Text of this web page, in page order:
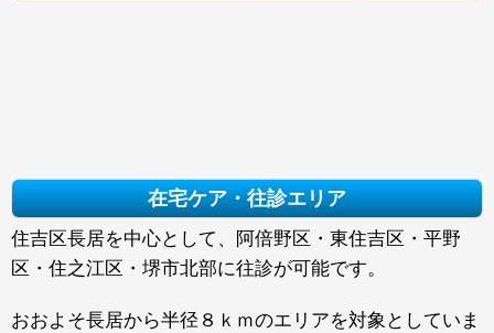
在宅ケア・往診エリア
住吉区長居を中心として、阿倍野区・東住吉区・平野
区・住之江区・堺市北部に往診が可能です。
おおよそ長居から半径８ｋｍのエリアを対象としていま